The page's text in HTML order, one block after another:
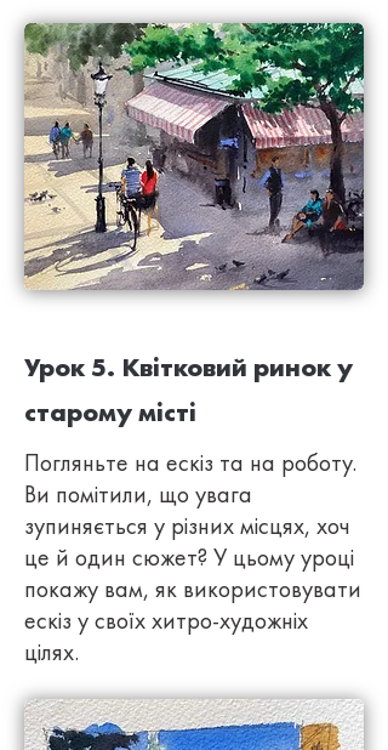
Урок 5. Квітковий ринок у
старому місті
Погляньте на ескіз та на роботу.
Ви помітили, що увага
зупиняється у різних місцях, хоч
це й один сюжет? У цьому уроці
покажу вам, як використовувати
ескіз у своїх хитро-художніх
цілях.